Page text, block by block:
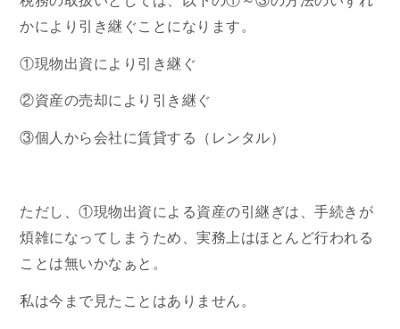
かにより引き継ぐことになります。
①現物出資により引き継ぐ
②資産の売却により引き継ぐ
③個人から会社に賃貸する（レンタル）
ただし、①現物出資による資産の引継ぎは、手続きが
煩雑になってしまうため、実務上はほとんど行われる
ことは無いかなぁと。
私は今まで見たことはありません。